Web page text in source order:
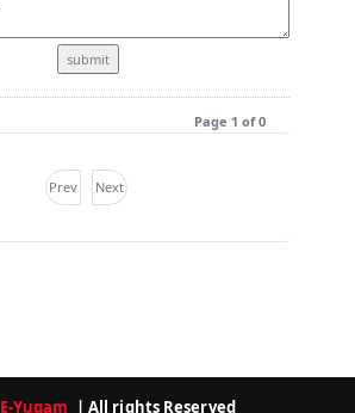
Page 1 of 0
Prev Next
E-Yugam | All rights Reserved